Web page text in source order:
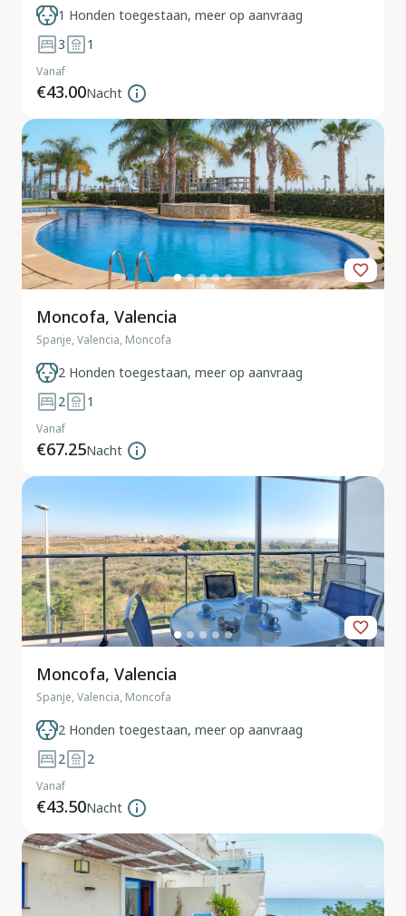
1 Honden toegestaan, meer op aanvraag
3
1
Vanaf
€43.00Nacht
Moncofa, Valencia
Spanje, Valencia, Moncofa
2 Honden toegestaan, meer op aanvraag
2
1
Vanaf
€67.25Nacht
Moncofa, Valencia
Spanje, Valencia, Moncofa
2 Honden toegestaan, meer op aanvraag
2
2
Vanaf
€43.50Nacht